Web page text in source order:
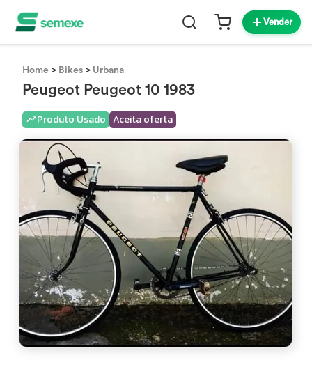
Vender
Home > Bikes > Urbana
Peugeot Peugeot 10 1983
Produto Usado Aceita oferta